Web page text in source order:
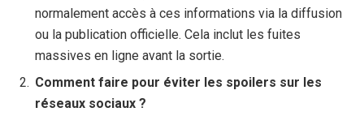
normalement accès à ces informations via la diffusion
ou la publication officielle. Cela inclut les fuites
massives en ligne avant la sortie.
Comment faire pour éviter les spoilers sur les
réseaux sociaux ?